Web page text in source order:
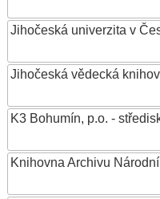
Jihočeská univerzita v
Jihočeská vědecká
K3 Bohumín, p.o. -
Knihovna Archivu